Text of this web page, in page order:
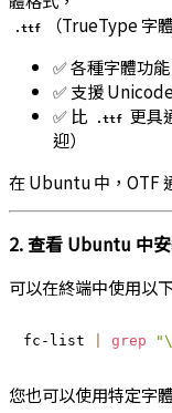
.ttf
（TrueType 字
✅ 各種字體功
✅ 支援
✅ 比
.ttf
更具
迎）
在 Ubuntu 中，OTF
2. 查看 Ubuntu 中
可以在終端中使用以
fc-list grep
您也可以使用特定字